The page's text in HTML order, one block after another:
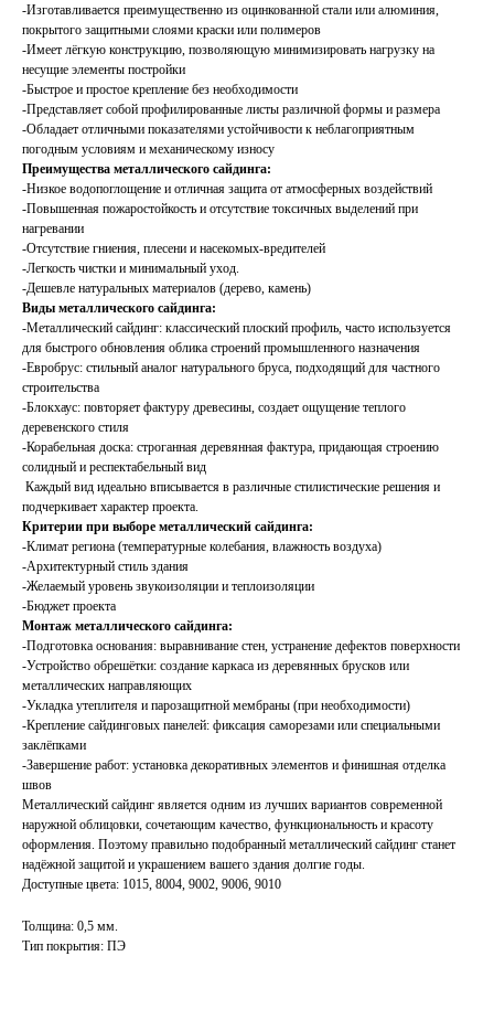
-Изготавливается преимущественно из оцинкованной стали или алюминия,
покрытого защитными слоями краски или полимеров
-Имеет лёгкую конструкцию, позволяющую минимизировать нагрузку на
несущие элементы постройки
-Быстрое и простое крепление без необходимости
-Представляет собой профилированные листы различной формы и размера
-Обладает отличными показателями устойчивости к неблагоприятным
погодным условиям и механическому износу
Преимущества металлического сайдинга:
-Низкое водопоглощение и отличная защита от атмосферных воздействий
-Повышенная пожаростойкость и отсутствие токсичных выделений при
нагревании
-Отсутствие гниения, плесени и насекомых-вредителей
-Легкость чистки и минимальный уход.
-Дешевле натуральных материалов (дерево, камень)
Виды металлического сайдинга:
-Металлический сайдинг: классический плоский профиль, часто используется
для быстрого обновления облика строений промышленного назначения
-Евробрус: стильный аналог натурального бруса, подходящий для частного
строительства
-Блокхаус: повторяет фактуру древесины, создает ощущение теплого
деревенского стиля
-Корабельная доска: строганная деревянная фактура, придающая строению
солидный и респектабельный вид
Каждый вид идеально вписывается в различные стилистические решения и
подчеркивает характер проекта.
Критерии при выборе металлический сайдинга:
-Климат региона (температурные колебания, влажность воздуха)
-Архитектурный стиль здания
-Желаемый уровень звукоизоляции и теплоизоляции
-Бюджет проекта
Монтаж металлического сайдинга:
-Подготовка основания: выравнивание стен, устранение дефектов поверхности
-Устройство обрешётки: создание каркаса из деревянных брусков или
металлических направляющих
-Укладка утеплителя и парозащитной мембраны (при необходимости)
-Крепление сайдинговых панелей: фиксация саморезами или специальными
заклёпками
-Завершение работ: установка декоративных элементов и финишная отделка
швов
Металлический сайдинг является одним из лучших вариантов современной
наружной облицовки, сочетающим качество, функциональность и красоту
оформления. Поэтому правильно подобранный металлический сайдинг станет
надёжной защитой и украшением вашего здания долгие годы.
Доступные цвета: 1015, 8004, 9002, 9006, 9010
Толщина: 0,5 мм.
Тип покрытия: ПЭ